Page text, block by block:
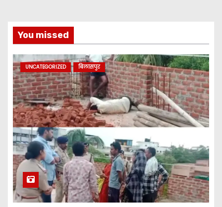
You missed
UNCATEGORIZED बिलासपुर